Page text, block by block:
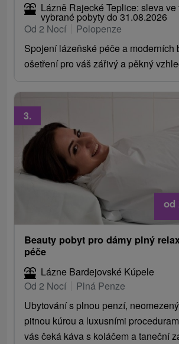
Lázně Rajecké Teplice: sleva
vybrané pobyty do 31.08.2026
Od 2 Nocí
Polopenze
Spojení lázeňské péče a moderních
ošetření pro váš zářivý a pěkný
od
3.
Beauty pobyt pro dámy plný
péče
Lázne Bardejovské Kúpele
Od 2 Nocí
Plná Penze
Ubytování s plnou penzí,
pitnou kúrou a luxusními
vás čeká káva s koláčem a taneční